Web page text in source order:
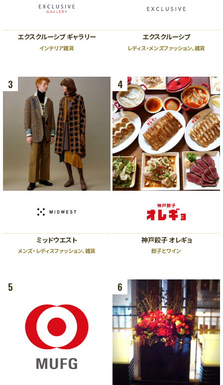
ファッション、ライフスタイル、ブ
2F
ラグジュアリー、ブライダル、カフ
ラグジュアリー、レストラン、カフ
ファッション、レストラン
ファッション、グッズ、カフェ、エン
タテインメント
ガーデンアべニュー
ショールーム、クリニック
3F
ビューティー、スクール、クリニッ
ファッション、グッズ、カフェ、バー
1F
ファッション、ラグジュアリー、グ
ッズ、レストラン
ザ・リッツ・カールトン大阪連絡通路
B1
スポーツ、ライフスタイル、カフェ
B2
ザ・リッツ・カールトン大阪連絡通路
ハービスホール連絡通路
←
阪神 大阪梅田駅
Osaka Metro 西梅田駅
→
阪神 福島駅
エクスクルーシブ ギャラリー
インテリア雑貨
エクスクルーシブ
レディス・メンズファッション、雑貨
3
ミッドウエスト
メンズ・レディスファッション、雑貨
4
神戸餃子 オレギョ
餃子とワイン
5 6